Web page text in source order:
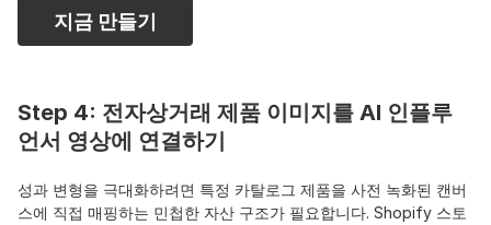
리즘을 학습시키거나,
해 캠페인용 포토리얼 맞춤 아바타를 즉시 생성할 수 있습니다.
요. 지속적인 앵커가 렌더링되면 TikTok과 Meta Ads용 맞춤 AI
광고 영상 변형을 바로 편집할 수 있습니다.
지금 만들기
Step 4: 전자상거래 제품 이미지를 AI 인플루
언서 영상에 연결하기
성과 변형을 극대화하려면 특정 카탈로그 제품을 사전 녹화된 캔버
스에 직접 매핑하는 민첩한 자산 구조가 필요합니다. Shopify 스토